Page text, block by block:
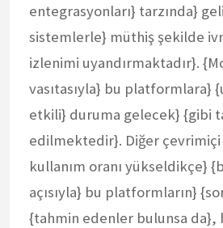
entegrasyonları} tarzında}
sistemlerle} müthiş şekilde
izlenimi uyandırmaktadır}.
vasıtasıyla} bu platformlara}
etkili} duruma gelecek} {gibi
edilmektedir}. Diğer çevrimiçi
kullanım oranı yükseldikçe}
açısıyla} bu platformların}
{tahmin edenler bulunsa